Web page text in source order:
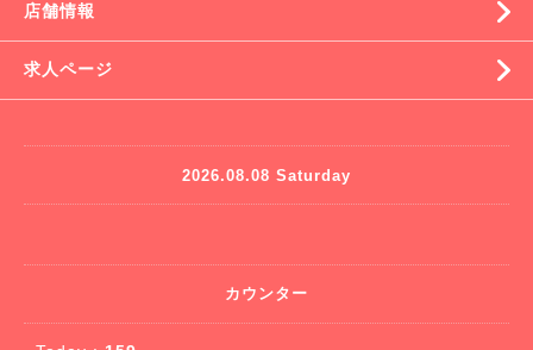
店舗情報
求人ページ
2026.08.08 Saturday
カウンター